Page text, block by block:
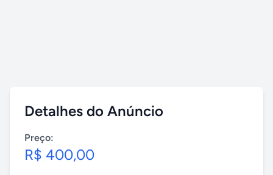
Detalhes do Anúncio
Preço:
R$ 400,00